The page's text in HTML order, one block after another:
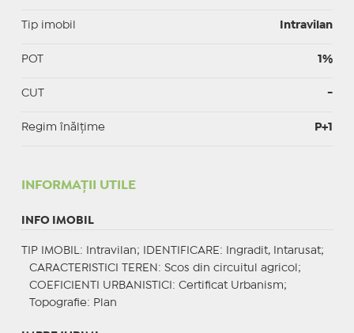
Tip imobil Intravilan
POT 1%
CUT -
Regim înălțime P+1
INFORMAŢII UTILE
INFO IMOBIL
TIP IMOBIL : Intravilan; IDENTIFICARE : Ingradit, Intarusat;
CARACTERISTICI TEREN : Scos din circuitul agricol;
COEFICIENTI URBANISTICI : Certificat Urbanism;
Topografie: Plan